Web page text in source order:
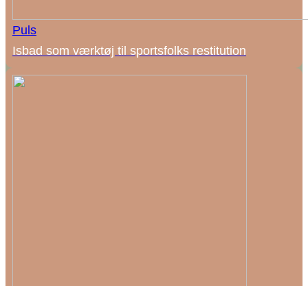
Puls
Isbad som værktøj til sportsfolks restitution